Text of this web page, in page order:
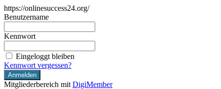
https://onlinesuccess24.org/
Benutzername
Kennwort
Eingeloggt bleiben
Kennwort vergessen?
Mitgliederbereich mit DigiMember